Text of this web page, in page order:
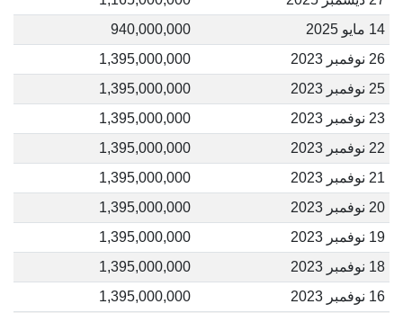
14 مايو 2025
940,000,000
26 نوفمبر 2023
1,395,000,000
25 نوفمبر 2023
1,395,000,000
23 نوفمبر 2023
1,395,000,000
22 نوفمبر 2023
1,395,000,000
21 نوفمبر 2023
1,395,000,000
20 نوفمبر 2023
1,395,000,000
19 نوفمبر 2023
1,395,000,000
18 نوفمبر 2023
1,395,000,000
16 نوفمبر 2023
1,395,000,000